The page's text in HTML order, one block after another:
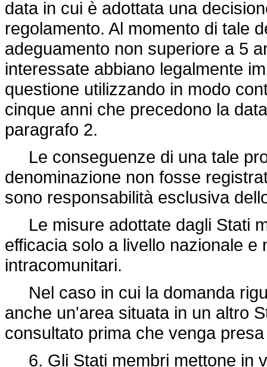
data in cui è adottata una
regolamento. Al momento di tale
adeguamento non superiore a 5
interessate abbiano legalmente
questione utilizzando in modo
cinque anni che precedono la
paragrafo 2.
Le conseguenze di una tale
denominazione non fosse
sono responsabilità esclusiva
Le misure adottate dagli Stati
efficacia solo a livello nazionale
intracomunitari.
Nel caso in cui la domanda
anche un'area situata in un altro
consultato prima che venga
6. Gli Stati membri mettone in